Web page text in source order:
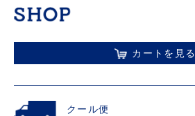
カートを見る
クール便